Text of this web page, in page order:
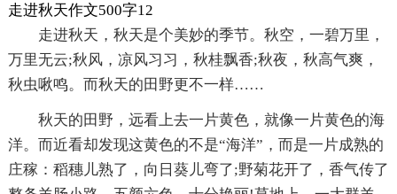
走进秋天作文500字12
走进秋天，秋天是个美妙的季节。秋空，一碧万里，
万里无云;秋风，凉风习习，秋桂飘香;秋夜，秋高气爽，
秋虫啾鸣。而秋天的田野更不一样……
秋天的田野，远看上去一片黄色，就像一片黄色的海
洋。而近看却发现这黄色的不是“海洋”，而是一片成熟的
庄稼：稻穗儿熟了，向日葵儿弯了;野菊花开了，香气传了